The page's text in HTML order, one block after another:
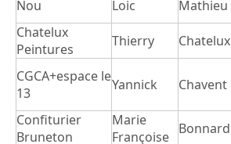
Nou
Loic Mathieu
Chatelux
Peintures
Thierry Chatelux
CGCA+espace le
13
Yannick Chavent
Confiturier
Bruneton
Marie
Françoise Bonnard